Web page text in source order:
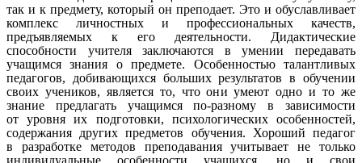
так и к предмету, который он преподает. Это и обуславливает
комплекс личностных и профессиональных качеств,
предъявляемых к его деятельности. Дидактические
способности учителя заключаются в умении передавать
учащимся знания о предмете. Особенностью талантливых
педагогов, добивающихся больших результатов в обучении
своих учеников, является то, что они умеют одно и то же
знание предлагать учащимся по-разному в зависимости
от уровня их подготовки, психологических особенностей,
содержания других предметов обучения. Хороший педагог
в разработке методов преподавания учитывает не только
индивидуальные особенности учащихся, но и свои